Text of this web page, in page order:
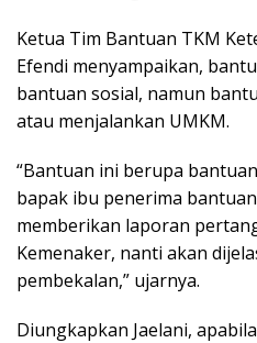
Ketua Tim Bantuan TKM
Efendi menyampaikan,
bantuan sosial, namun
atau menjalankan UMKM.
“Bantuan ini berupa
bapak ibu penerima
memberikan laporan
Kemenaker, nanti akan
pembekalan,” ujarnya.
Diungkapkan Jaelani,